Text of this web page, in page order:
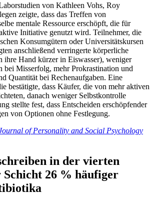
von Kathleen Vohs, Roy
zeigte, dass das Treffen von
mentale Ressource erschöpft, die für
Initiative genutzt wird. Teilnehmer, die
Konsumgütern oder Universitätskursen
anschließend verringerte körperliche
ihre Hand kürzer in Eiswasser), weniger
bei Misserfolg, mehr Prokrastination und
Quantität bei Rechenaufgaben. Eine
bestätigte, dass Käufer, die von mehr aktiven
danach weniger Selbstkontrolle
stellte fest, dass Entscheiden erschöpfender
von Optionen ohne Festlegung.
of Personality and Social Psychology
in der vierten
Schicht 26 % häufiger